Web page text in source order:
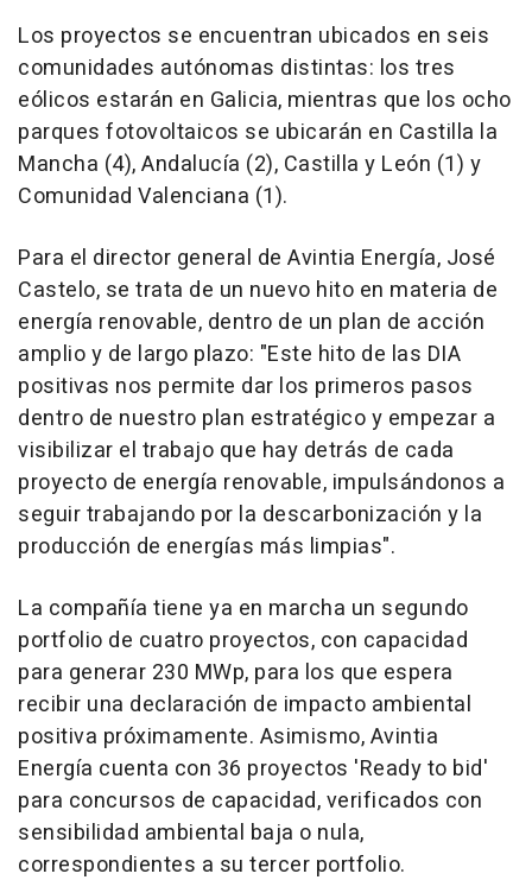
Los proyectos se encuentran ubicados en seis
comunidades autónomas distintas: los tres
eólicos estarán en Galicia, mientras que los ocho
parques fotovoltaicos se ubicarán en Castilla la
Mancha (4), Andalucía (2), Castilla y León (1) y
Comunidad Valenciana (1).
Para el director general de Avintia Energía, José
Castelo, se trata de un nuevo hito en materia de
energía renovable, dentro de un plan de acción
amplio y de largo plazo: "Este hito de las DIA
positivas nos permite dar los primeros pasos
dentro de nuestro plan estratégico y empezar a
visibilizar el trabajo que hay detrás de cada
proyecto de energía renovable, impulsándonos a
seguir trabajando por la descarbonización y la
producción de energías más limpias".
La compañía tiene ya en marcha un segundo
portfolio de cuatro proyectos, con capacidad
para generar 230 MWp, para los que espera
recibir una declaración de impacto ambiental
positiva próximamente. Asimismo, Avintia
Energía cuenta con 36 proyectos 'Ready to bid'
para concursos de capacidad, verificados con
sensibilidad ambiental baja o nula,
correspondientes a su tercer portfolio.